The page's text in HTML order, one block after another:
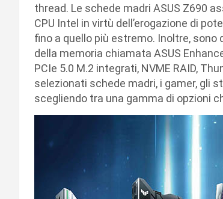
thread. Le schede madri ASUS Z690
CPU Intel in virtù dell’erogazione di
fino a quello più estremo. Inoltre,
della memoria chiamata ASUS
PCIe 5.0 M.2 integrati, NVME RAID,
selezionati schede madri, i gamer, gli
scegliendo tra una gamma di opzioni